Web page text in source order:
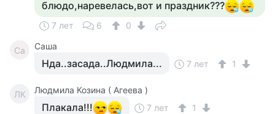
блюдо,наревелась,вот и праздник???
7 лет 6 0
Са Саша
Нда..засада..Людмила... 7 лет 1
ЛК Людмила Козина ( Агеева )
Плакала!!! 7 лет 1